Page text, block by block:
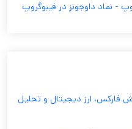
- نماد داوجونز در فیبوگروپ
فارکس، ارز دیجیتال و تحلیل